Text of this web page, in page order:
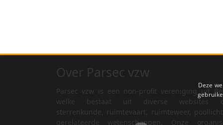
Parsec vzw is een non-profit vereniging uit
gerelateerde wetenschappen. Onze
Deze